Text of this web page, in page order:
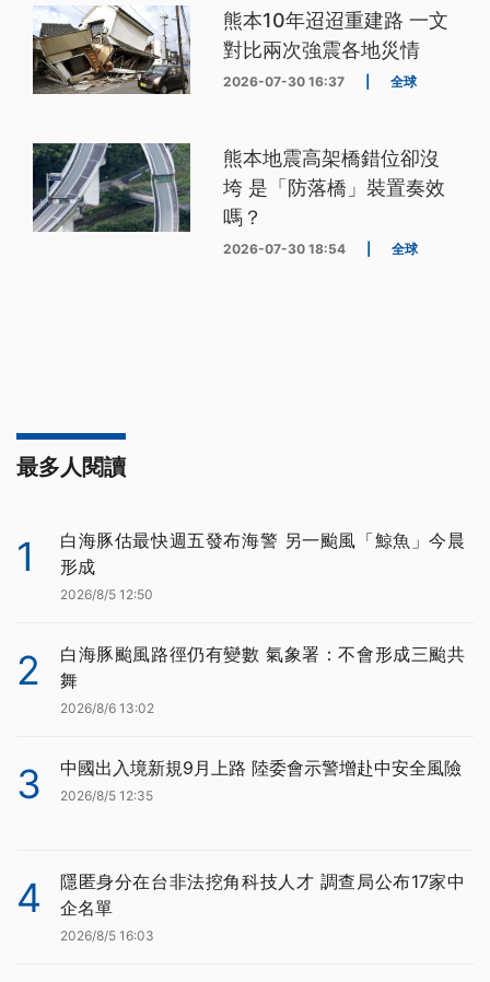
熊本10年迢迢重建路 一文
對比兩次強震各地災情
2026-07-30 16:37 全球
熊本地震高架橋錯位卻沒
垮 是「防落橋」裝置奏效
嗎？
2026-07-30 18:54 全球
最多人閱讀
1
白海豚估最快週五發布海警 另一颱風「鯨魚」今晨
形成
2026/8/5 12:50
2
白海豚颱風路徑仍有變數 氣象署：不會形成三颱共
舞
2026/8/6 13:02
3 中國出入境新規9月上路 陸委會示警增赴中安全風險
2026/8/5 12:35
4
隱匿身分在台非法挖角科技人才 調查局公布17家中
企名單
2026/8/5 16:03